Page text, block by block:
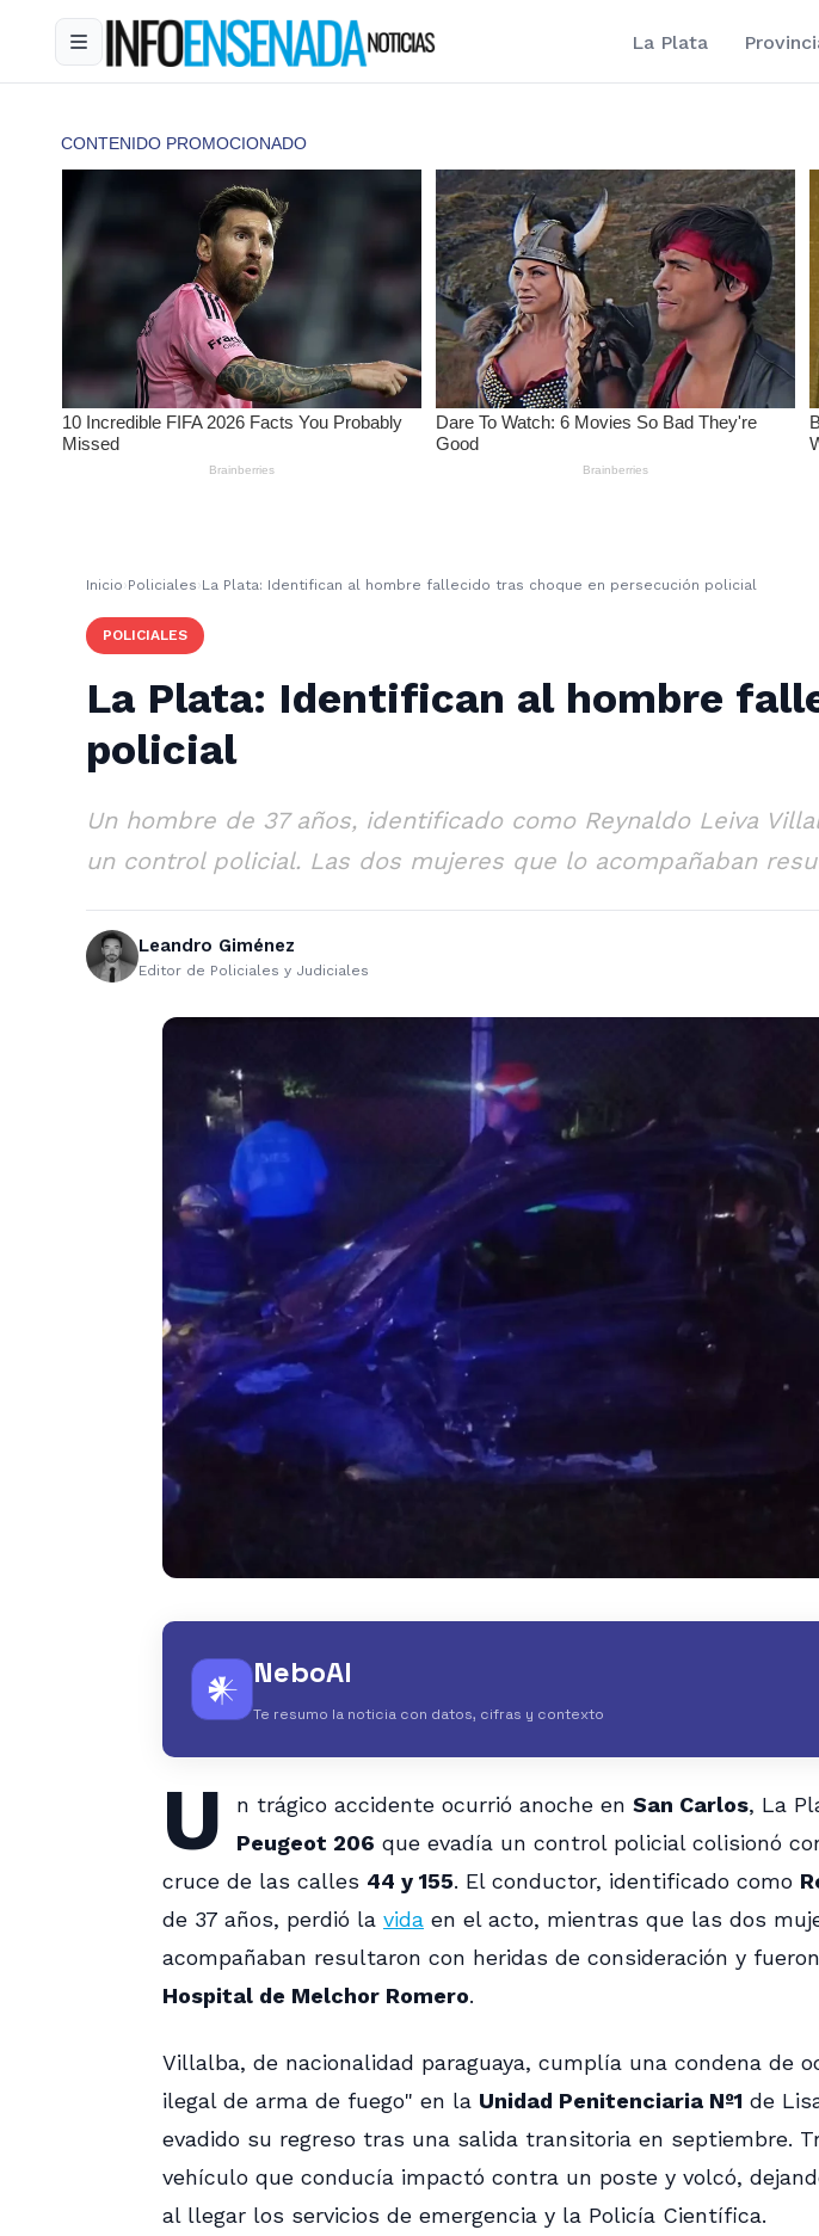
La Plata
Inicio ›Policiales ›La Plata: Identifican al hombre fallecido tras choque en persecución policial
POLICIALES
La Plata: Identifican al hombre
policial
Un hombre de 37 años, identificado como Reynaldo Leiva
un control policial. Las dos mujeres que lo acompañaban
Leandro Giménez
Editor de Policiales y Judiciales
𒀭 NeboAI
Te resumo la noticia con datos, cifras y contexto
U n trágico accidente ocurrió anoche en San Carlos, La
Peugeot 206 que evadía un control policial colisionó
cruce de las calles 44 y 155. El conductor, identificado como
de 37 años, perdió la vida en el acto, mientras que las dos
acompañaban resultaron con heridas de consideración y
Hospital de Melchor Romero.
Villalba, de nacionalidad paraguaya, cumplía una condena de
ilegal de arma de fuego" en la Unidad Penitenciaria Nº1 de
evadido su regreso tras una salida transitoria en septiembre.
vehículo que conducía impactó contra un poste y volcó,
al llegar los servicios de emergencia y la Policía Científica.